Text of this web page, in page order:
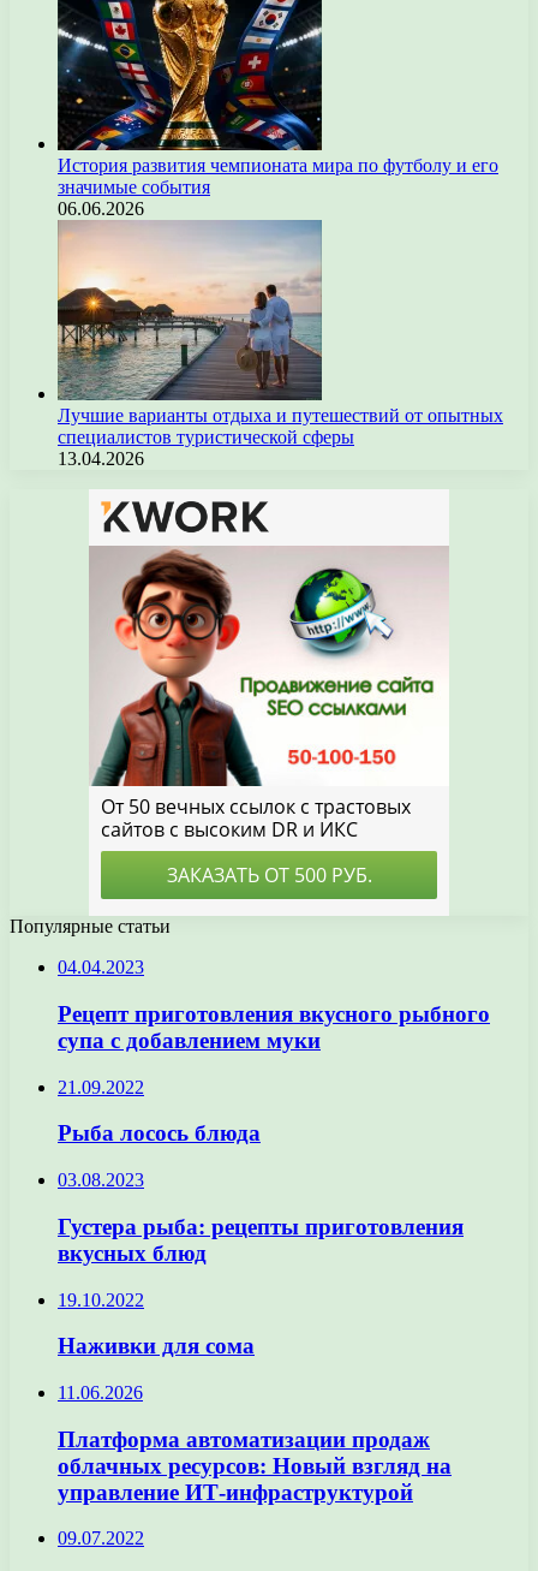
История развития чемпионата мира по футболу и его
значимые события
06.06.2026
Лучшие варианты отдыха и путешествий от опытных
специалистов туристической сферы
13.04.2026
Популярные статьи
04.04.2023
Рецепт приготовления вкусного рыбного
супа с добавлением муки
21.09.2022
Рыба лосось блюда
03.08.2023
Густера рыба: рецепты приготовления
вкусных блюд
19.10.2022
Наживки для сома
11.06.2026
Платформа автоматизации продаж
облачных ресурсов: Новый взгляд на
управление ИТ-инфраструктурой
09.07.2022